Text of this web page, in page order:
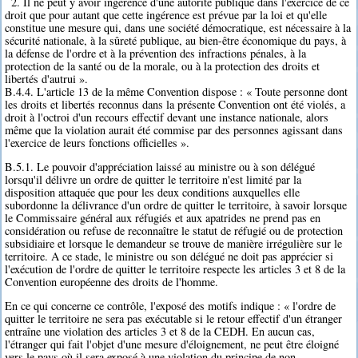
droit que pour autant que cette ingérence est prévue par la loi et qu'elle
constitue une mesure qui, dans une société démocratique, est nécessaire à la
sécurité nationale, à la sûreté publique, au bien-être économique du pays, à
la défense de l'ordre et à la prévention des infractions pénales, à la
protection de la santé ou de la morale, ou à la protection des droits et
libertés d'autrui ».
B.4.4. L'article 13 de la même Convention dispose : « Toute personne dont
les droits et libertés reconnus dans la présente Convention ont été violés, a
droit à l'octroi d'un recours effectif devant une instance nationale, alors
même que la violation aurait été commise par des personnes agissant dans
l'exercice de leurs fonctions officielles ».
B.5.1. Le pouvoir d'appréciation laissé au ministre ou à son délégué
lorsqu'il délivre un ordre de quitter le territoire n'est limité par la
disposition attaquée que pour les deux conditions auxquelles elle
subordonne la délivrance d'un ordre de quitter le territoire, à savoir lorsque
le Commissaire général aux réfugiés et aux apatrides ne prend pas en
considération ou refuse de reconnaître le statut de réfugié ou de protection
subsidiaire et lorsque le demandeur se trouve de manière irrégulière sur le
territoire. A ce stade, le ministre ou son délégué ne doit pas apprécier si
l'exécution de l'ordre de quitter le territoire respecte les articles 3 et 8 de la
Convention européenne des droits de l'homme.
En ce qui concerne ce contrôle, l'exposé des motifs indique : « l'ordre de
quitter le territoire ne sera pas exécutable si le retour effectif d'un étranger
entraîne une violation des articles 3 et 8 de la CEDH. En aucun cas,
l'étranger qui fait l'objet d'une mesure d'éloignement, ne peut être éloigné